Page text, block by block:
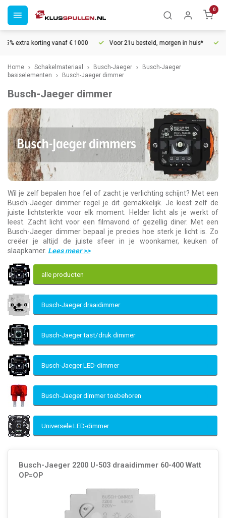
0
vanaf € 1000 Voor 21u besteld, morgen in huis* 30 dagen
Home Schakelmateriaal Busch-Jaeger
Busch-Jaeger
basiselementen
Busch-Jaeger dimmer
Busch-Jaeger dimmer
Wil je zelf bepalen hoe fel of zacht je verlichting schijnt? Met een
Busch-Jaeger dimmer regel je dit gemakkelijk. Je kiest zelf de
juiste lichtsterkte voor elk moment. Helder licht als je werkt of
leest. Zacht licht voor een filmavond of gezellig diner. Met een
Busch-Jaeger dimmer bepaal je precies hoe sterk je licht is. Zo
creëer je altijd de juiste sfeer in je woonkamer, keuken of
slaapkamer. Lees meer>>
alle producten
Busch-Jaeger draaidimmer
Busch-Jaeger tast/druk dimmer
Busch-Jaeger LED-dimmer
Busch-Jaeger dimmer toebehoren
Universele LED-dimmer
Busch-Jaeger 2200 U-503 draaidimmer 60-400 Watt
OP=OP